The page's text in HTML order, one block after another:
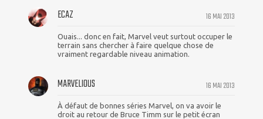
16 MAI 2013
ECAZ
Ouais... donc en fait, Marvel veut surtout occuper le
terrain sans chercher à faire quelque chose de
vraiment regardable niveau animation.
16 MAI 2013
MARVELIOUS
À défaut de bonnes séries Marvel, on va avoir le
droit au retour de Bruce Timm sur le petit écran